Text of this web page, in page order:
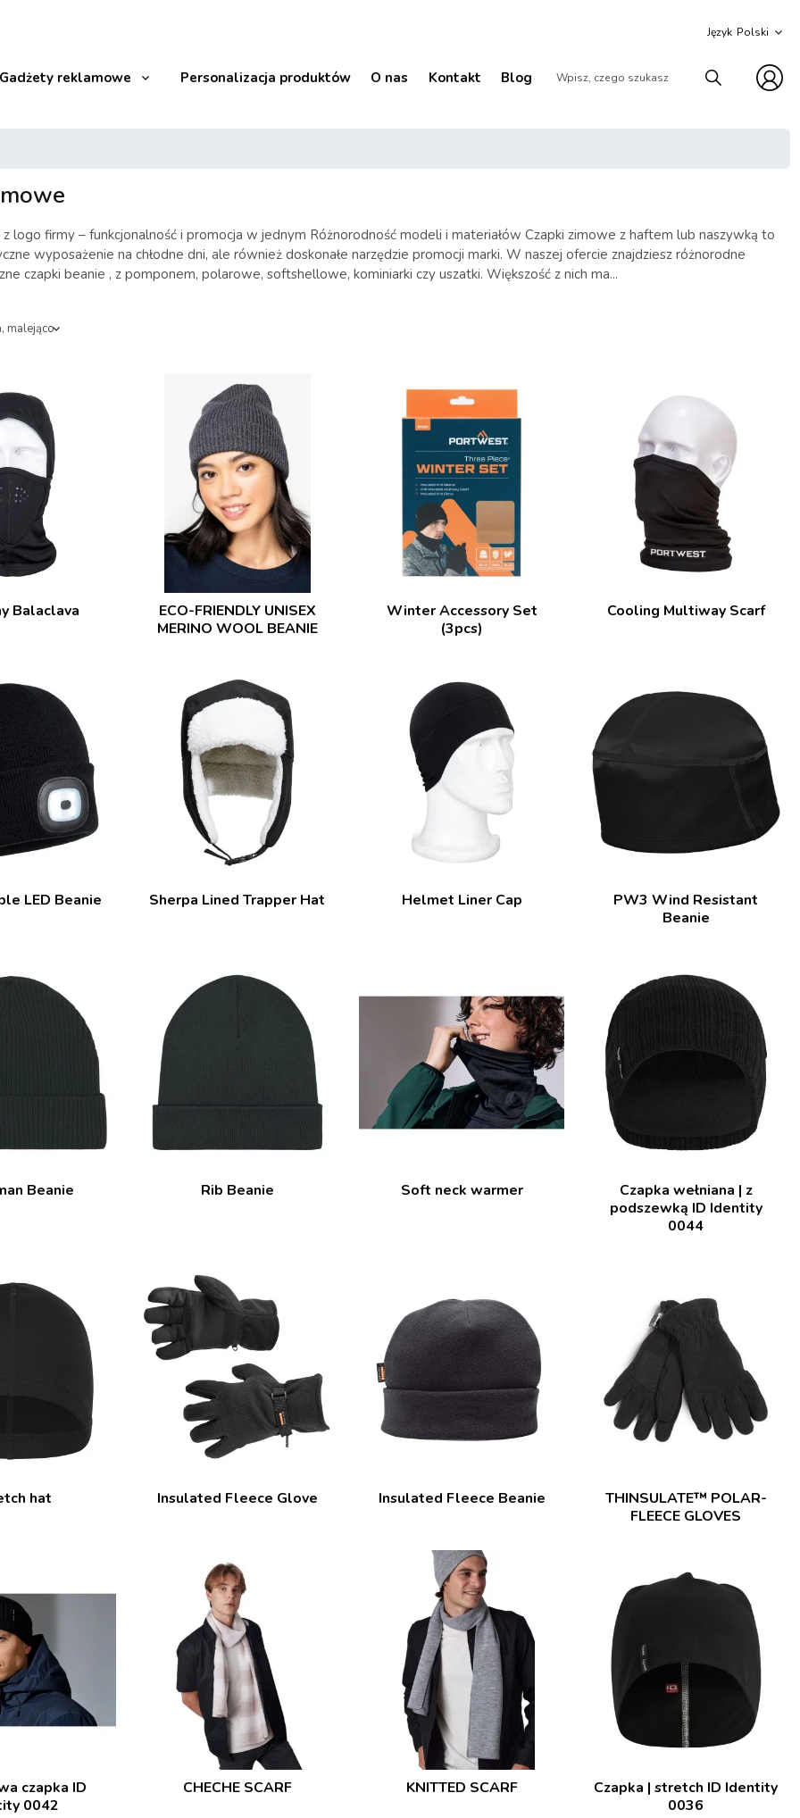
Język
reklamowe Personalizacja produktów O nas Kontakt Blog
logo firmy – funkcjonalność i promocja w jednym Różnorodność modeli i materiałów Czapki zimowe z haftem lub naszywką to
wyposażenie na chłodne dni, ale również doskonałe narzędzie promocji marki. W naszej ofercie znajdziesz różnorodne
czapki beanie , z pomponem, polarowe, softshellowe, kominiarki czy uszatki. Większość z nich ma...
Balaclava
ECO-FRIENDLY UNISEX
MERINO WOOL BEANIE
Winter Accessory Set
(3pcs)
Cooling Multiway Scarf
LED Beanie Sherpa Lined Trapper Hat Helmet Liner Cap
PW3 Wind Resistant
Beanie
Beanie Rib Beanie Soft neck warmer
Czapka wełniana | z
podszewką ID Identity
0044
hat Insulated Fleece Glove Insulated Fleece Beanie
THINSULATE™ POLAR-
FLEECE GLOVES
czapka ID
0042
CHECHE SCARF KNITTED SCARF
Czapka | stretch ID Identity
0036